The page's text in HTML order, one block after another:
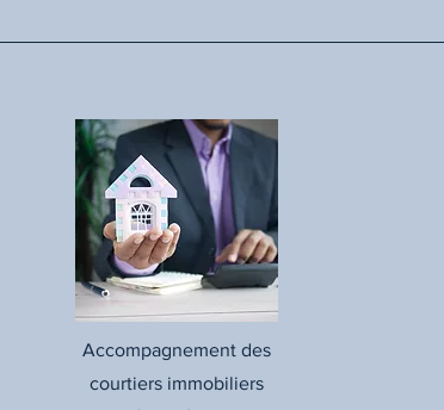
Accompagnement des
courtiers immobiliers